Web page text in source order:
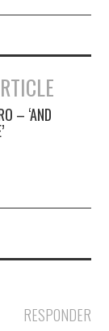
– ‘AND
RESPONDER